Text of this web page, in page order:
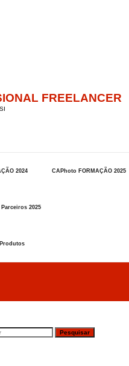
FREELANCER
2024 CAPhoto FORMAÇÃO 2025
Parceiros 2025